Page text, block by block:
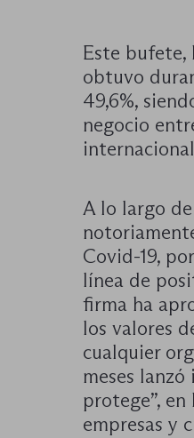
Este bufete,
obtuvo
49,6%,
negocio
A lo largo
Covid-19,
línea de
firma ha
los valores
cualquier
meses
protege”,
empresas y